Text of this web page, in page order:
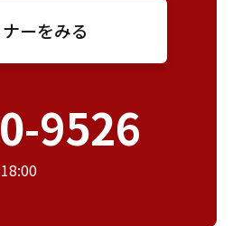
ーをみる
9526